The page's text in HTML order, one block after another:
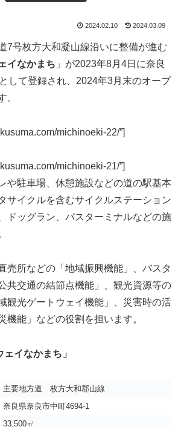
2024.02.10 2024.03.09
7号枚方大和凝山線沿いに整備が進む
イなかまち 」が2023年8月4日に奈良
して登録され、2024年3月末のオープ
。
michinoeki-22/”]
michinoeki-21/”]
や駐車場、休憩施設などの道の駅基本
サイクルを含むサイクルステーション
ドッグラン、バスターミナルなどの施
売所などの「地域振興機能」、バスタ
共交通の結節点機能」、観光資源等の
観光ゲートウェイ機能」、災害時の活
機能」などの役割を担います。
イなかまち」
主要地方道 枚方大和郡山線
奈良県奈良市中町4694-1
33,500㎡